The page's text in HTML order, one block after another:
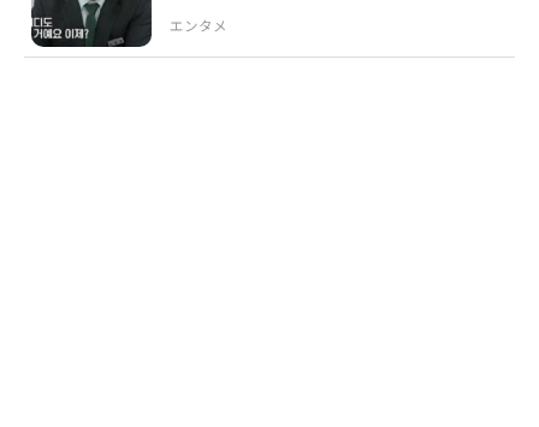
エンタメ